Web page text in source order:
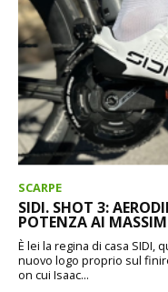
SCARPE
SIDI. SHOT 3:
POTENZA AI
È lei la regina di casa SIDI,
nuovo logo proprio sul
on cui Isaac...